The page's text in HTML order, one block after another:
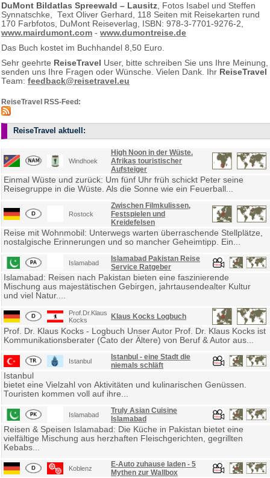
DuMont Bildatlas Spreewald – Lausitz , Fotos Isabel und Steffen
Synnatschke,
Text Oliver Gerhard, 118 Seiten mit Reisekarten rund
170 Farbfotos, DuMont Reiseverlag, ISBN: 978-3-7701-9276-2,
www.mairdumont.com - www.dumontreise.de
Das Buch kostet im Buchhandel 8,50 Euro.
Sehr geehrte ReiseTravel User, bitte schreiben Sie uns Ihre Meinung,
senden uns Ihre Fragen oder Wünsche. Vielen Dank. Ihr ReiseTravel
Team: feedback@reisetravel.eu
ReiseTravel RSS-Feed:
ReiseTravel aktuell:
Windhoek
High Noon in der Wüste.
Afrikas touristischer
Aufsteiger
Einmal Wüste und zurück: Um fünf Uhr früh schickt Peter seine
Reisegruppe in die Wüste. Als die Sonne wie ein Feuerball...
Rostock
Zwischen Filmkulissen,
Festspielen und
Kreidefelsen
Reise mit Wohnmobil: Unterwegs warten überraschende Stellplätze,
nostalgische Erinnerungen und so mancher Geheimtipp. Ein...
Islamabad
Islamabad Pakistan Reise
Service Ratgeber
Islamabad: Reisen nach Pakistan bieten eine faszinierende
Mischung aus majestätischen Gebirgen, jahrtausendealter Kultur
und viel Natur....
Prof.Dr.Klaus
Kocks
Klaus Kocks Logbuch
Prof. Dr. Klaus Kocks - Logbuch Unser Autor Prof. Dr. Klaus Kocks ist
Kommunikationsberater (Cato der Ältere) von Beruf & Autor aus...
Istanbul
Istanbul - eine Stadt die
niemals schläft
Istanbul
bietet eine Vielzahl von Aktivitäten und kulinarischen Genüssen.
Touristen kommen voll auf ihre...
Islamabad
Truly Asian Cuisine
Islamabad
Reisen & Speisen Islamabad: Die Küche in Pakistan bietet eine
vielfältige Mischung aus herzhaften Fleischgerichten, gegrillten
Kebabs...
Koblenz
E-Auto zuhause laden - 5
Mythen zur Wallbox